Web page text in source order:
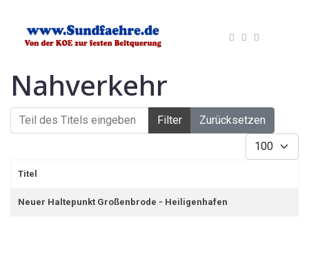
Nahverkehr
Teil des Titels eingeben
Filter Zurücksetzen
Anzeige #
Titel
Neuer Haltepunkt Großenbrode - Heiligenhafen